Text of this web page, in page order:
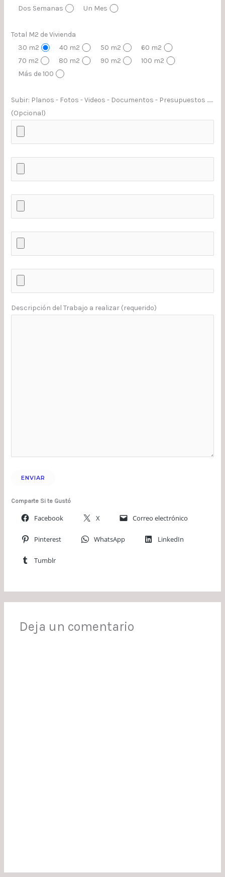
Dos Semanas Un Mes
Total M2 de Vivienda
30 m2
40 m2 50 m2
60 m2
70 m2
80 m2 90 m2
100 m2
Más de 100
Subir: Planos - Fotos - Videos - Documentos - Presupuestos ......
(Opcional)
Descripción del Trabajo a realizar (requerido)
Comparte Si te Gustó
Facebook X Correo electrónico
Pinterest WhatsApp LinkedIn
Tumblr
Deja un comentario